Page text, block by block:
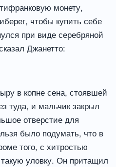
монету,
чтобы купить себе
при виде серебряной
Джанетто:
в копне сена, стоявшей
туда, и мальчик закрыл
отверстие для
было подумать, что в
того, с хитростью
уловку. Он притащил